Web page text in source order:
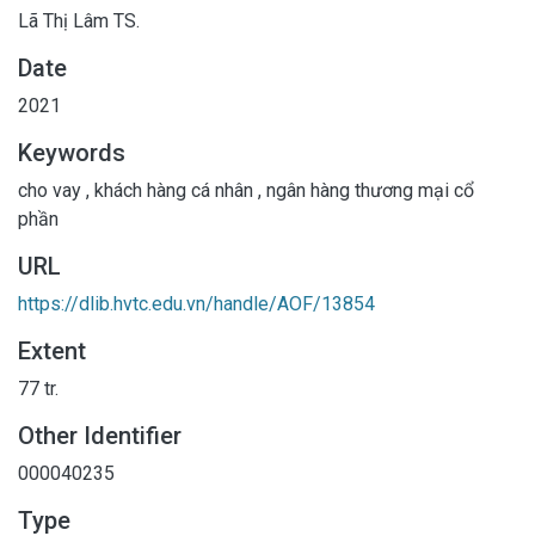
Lã Thị Lâm TS.
Date
2021
Keywords
cho vay , khách hàng cá nhân , ngân hàng thương mại cổ
phần
URL
https://dlib.hvtc.edu.vn/handle/AOF/13854
Extent
77 tr.
Other Identifier
000040235
Type